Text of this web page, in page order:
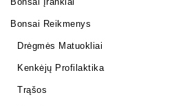
Bonsai Reikmenys
Drėgmės Matuokliai
Kenkėjų Profilaktika
Trąšos